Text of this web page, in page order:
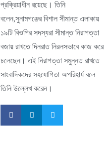
প্রক্রিয়াধীন রয়েছে। তিনি
বলেন,সুনামগঞ্জের বিশাল সীমান্ত এলাকায়
১৯টি বিওপির সদস্যরা সীমান্ত নিরাপত্তা
বজায় রাখতে দিনরাত নিরলসভাবে কাজ করে
চলেছেন। এই নিরাপত্তা সমুন্নত রাখতে
সাংবাদিকদের সহযোগিতা অপরিহার্য বলে
তিনি উল্লেখ করেন।